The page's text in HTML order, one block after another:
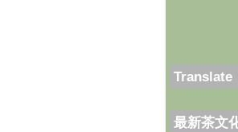
Translate
最新茶文